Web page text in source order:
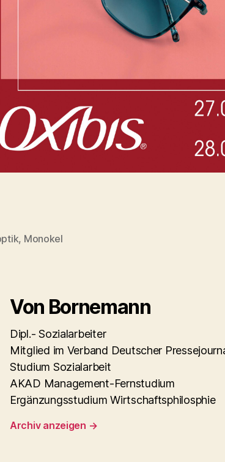
, Monokel
Von Bornemann
Dipl.- Sozialarbeiter
Mitglied im Verband Deutscher
Studium Sozialarbeit
AKAD Management-Fernstudium
Ergänzungsstudium Wirtschaftsphilosphie
Archiv anzeigen →